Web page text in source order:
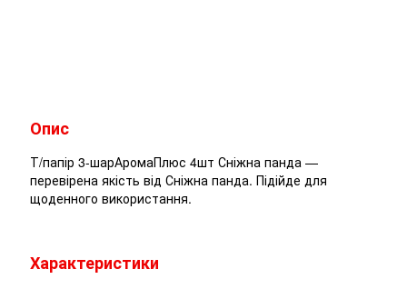
Опис
Т/папір 3-шарАромаПлюс 4шт Сніжна панда —
перевірена якість від Сніжна панда. Підійде для
щоденного використання.
Характеристики